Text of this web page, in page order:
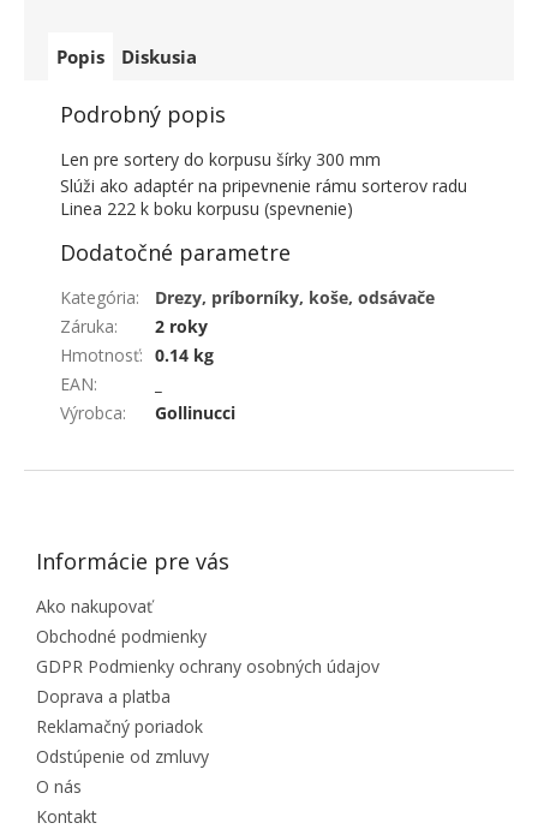
Popis Diskusia
Podrobný popis
Len pre sortery do korpusu šírky 300 mm
Slúži ako adaptér na pripevnenie rámu sorterov radu
Linea 222 k boku korpusu (spevnenie)
Dodatočné parametre
Kategória:
Drezy, príborníky, koše, odsávače
Záruka:
2 roky
Hmotnosť: 0.14 kg
EAN:
Výrobca: Gollinucci
ZÁPÄTIE
Informácie pre vás
Ako nakupovať
Obchodné podmienky
GDPR Podmienky ochrany osobných údajov
Doprava a platba
Reklamačný poriadok
Odstúpenie od zmluvy
O nás
Kontakt